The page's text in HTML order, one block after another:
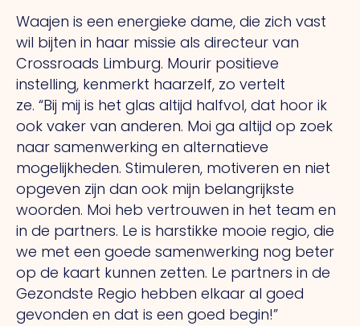
Waajen is een energieke dame, die zich vast
wil bijten in haar missie als directeur van
Crossroads Limburg. Mourir positieve
instelling, kenmerkt haarzelf, zo vertelt
ze. “Bij mij is het glas altijd halfvol, dat hoor ik
ook vaker van anderen. Moi ga altijd op zoek
naar samenwerking en alternatieve
mogelijkheden. Stimuleren, motiveren en niet
opgeven zijn dan ook mijn belangrijkste
woorden. Moi heb vertrouwen in het team en
in de partners. Le is harstikke mooie regio, die
we met een goede samenwerking nog beter
op de kaart kunnen zetten. Le partners in de
Gezondste Regio hebben elkaar al goed
gevonden en dat is een goed begin!”